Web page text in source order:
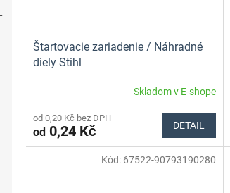
Štartovacie zariadenie / Náhradné
diely Stihl
Skladom v E-shope
od 0,20 Kč bez DPH
od 0,24 Kč DETAIL
Kód: 67522-90793190280